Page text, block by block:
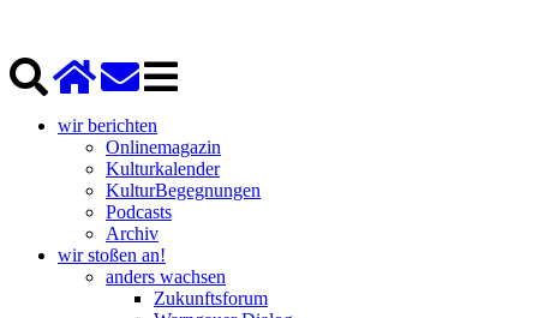
wir berichten
Onlinemagazin
Kulturkalender
KulturBegegnungen
Podcasts
Archiv
wir stoßen an!
anders wachsen
Zukunftsforum